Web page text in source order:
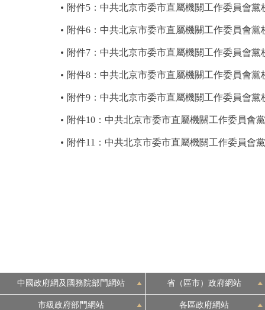
附件5：中共北京市委市直屬機關工作委員會
附件6：中共北京市委市直屬機關工作委員會
附件7：中共北京市委市直屬機關工作委員會
附件8：中共北京市委市直屬機關工作委員會
附件9：中共北京市委市直屬機關工作委員會
附件10：中共北京市委市直屬機關工作委員會
附件11：中共北京市委市直屬機關工作委員會
中國政府網及國務院部門網站 省（區市）政府網站
市級政府部門網站 各區政府網站